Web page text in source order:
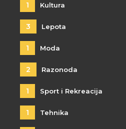
1 Kultura
3 Lepota
1 Moda
2 Razonoda
1 Sport i Rekreacija
1 Tehnika